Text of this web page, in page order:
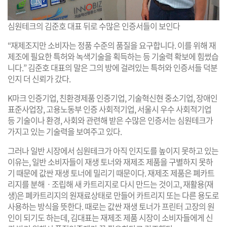
심원테크의 김준호 대표 뒤로 수많은 인증서들이 보인다
“재제조지만 소비자는 정품 수준의 품질을 요구합니다. 이를 위해 재
제조에 필요한 특허와 녹색기술을 획득하는 등 기술력 확보에 힘썼습
니다.” 김준호 대표의 말은 그의 방에 걸려있는 특허와 인증서들 덕분
인지 더 신뢰가 갔다.
K마크 인증기업, 친환경제품 인증기업, 기술혁신현 중소기업, 장애인
표준사업장, 고용노동부 인증 사회적기업, 서울시 우수 사회적기업
등 기술이나 환경, 사회와 관련해 받은 수많은 인증서는 심원테크가
가지고 있는 기술력을 보여주고 있다.
그러나 일반 시장에서 심원테크가 아직 인지도를 높이지 못하고 있는
이유는, 일반 소비자들이 재생 토너와 재제조 제품을 구별하지 못하
기 때문에 값싼 재생 토너에 밀리기 때문이다. 재제조 제품은 폐카트
리지를 분해ㆍ조립해 새 카트리지로 다시 만드는 것이고, 재활용(재
생)은 폐카트리지의 원재료상태로 만들어 카트리지 또는 다른 용도로
사용하는 방식을 뜻한다. 때로는 값싼 재생 토너가 프린터 고장의 원
인이 되기도 하는데, 김대표는 재제조 제품 시장이 소비자들에게 신